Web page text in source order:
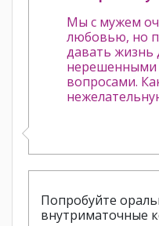
Мы с мужем
любовью, но
давать жизнь
вопросами.
Попробуйте
внутриматочные